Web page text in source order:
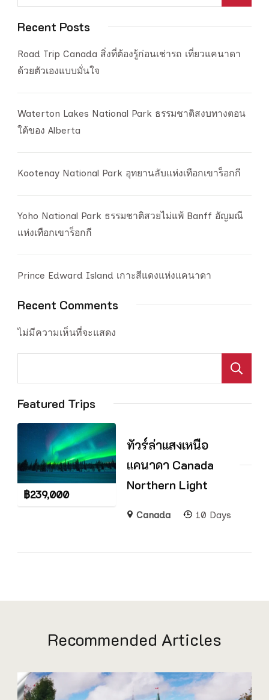
Recent Posts
Road Trip Canada สิ่งที่ต้องรู้ก่อนเช่ารถ เที่ยวแคนาดา
ด้วยตัวเองแบบมั่นใจ
Waterton Lakes National Park ธรรมชาติสงบทางตอน
ใต้ของ Alberta
Kootenay National Park อุทยานลับแห่งเทือกเขาร็อกกี
Yoho National Park ธรรมชาติสวยไม่แพ้ Banff อัญมณี
แห่งเทือกเขาร็อกกี
Prince Edward Island เกาะสีแดงแห่งแคนาดา
Recent Comments
ไม่มีความเห็นที่จะแสดง
Featured Trips
฿239,000
ทัวร์ล่าแสงเหนือ
แคนาดา Canada
Northern Light
Canada 10 Days
Recommended Articles